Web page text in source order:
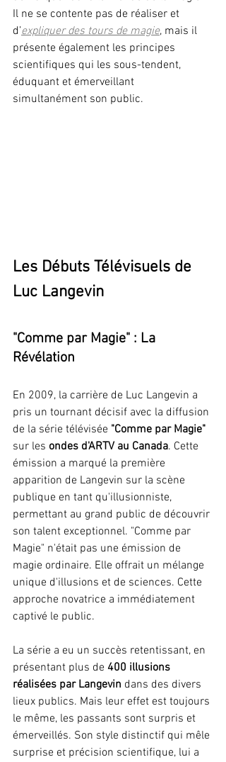
Il ne se contente pas de réaliser et
d’expliquer des tours de magie, mais il
présente également les principes
scientifiques qui les sous-tendent,
éduquant et émerveillant
simultanément son public.
Les Débuts Télévisuels de
Luc Langevin
"Comme par Magie" : La
Révélation
En 2009, la carrière de Luc Langevin a
pris un tournant décisif avec la diffusion
de la série télévisée "Comme par Magie"
sur les ondes d'ARTV au Canada. Cette
émission a marqué la première
apparition de Langevin sur la scène
publique en tant qu'illusionniste,
permettant au grand public de découvrir
son talent exceptionnel. "Comme par
Magie" n'était pas une émission de
magie ordinaire. Elle offrait un mélange
unique d'illusions et de sciences. Cette
approche novatrice a immédiatement
captivé le public.
La série a eu un succès retentissant, en
présentant plus de 400 illusions
réalisées par Langevin dans des divers
lieux publics. Mais leur effet est toujours
le même, les passants sont surpris et
émerveillés. Son style distinctif qui mêle
surprise et précision scientifique, lui a